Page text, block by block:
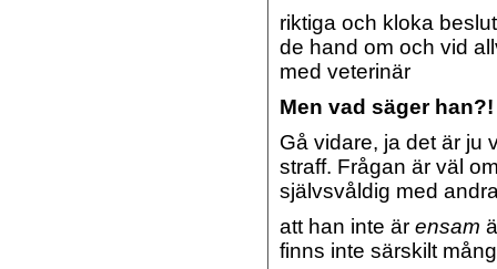
riktiga och kloka
de hand om och vid
med veterinär
Men vad säger han?!
Gå vidare, ja det är ju
straff. Frågan är väl
självsvåldig med
att han inte är ensam
finns inte särskilt